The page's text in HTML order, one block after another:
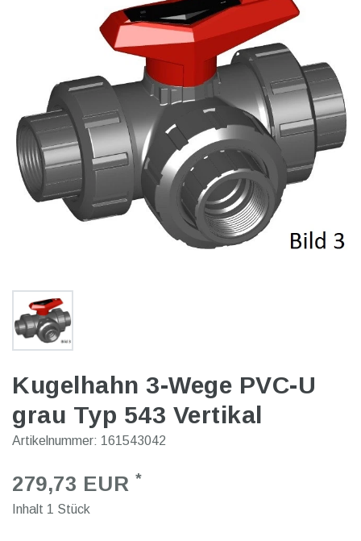
Kugelhahn 3-Wege PVC-U
grau Typ 543 Vertikal
Artikelnummer: 161543042
279,73 EUR *
Inhalt 1 Stück